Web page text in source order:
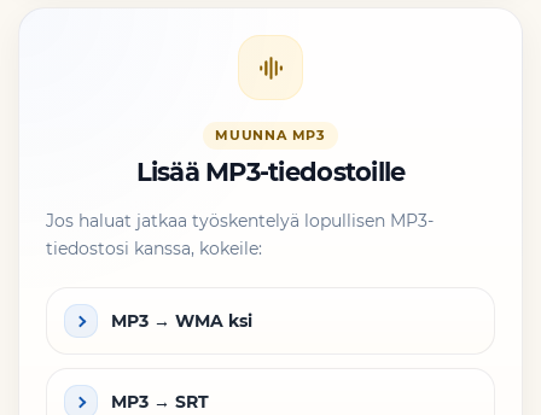
MUUNNA MP3
Lisää MP3-tiedostoille
Jos haluat jatkaa työskentelyä lopullisen MP3-
tiedostosi kanssa, kokeile:
MP3 → WMA ksi
MP3 → SRT